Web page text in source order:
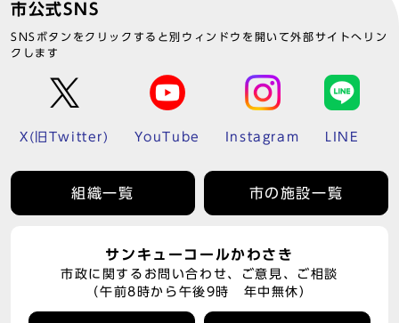
市公式SNS
SNSボタンをクリックすると別ウィンドウを開いて外部サイトへリン
クします
X(旧Twitter) YouTube Instagram LINE
組織一覧 市の施設一覧
サンキューコールかわさき
市政に関するお問い合わせ、ご意見、ご相談
（午前8時から午後9時 年中無休）